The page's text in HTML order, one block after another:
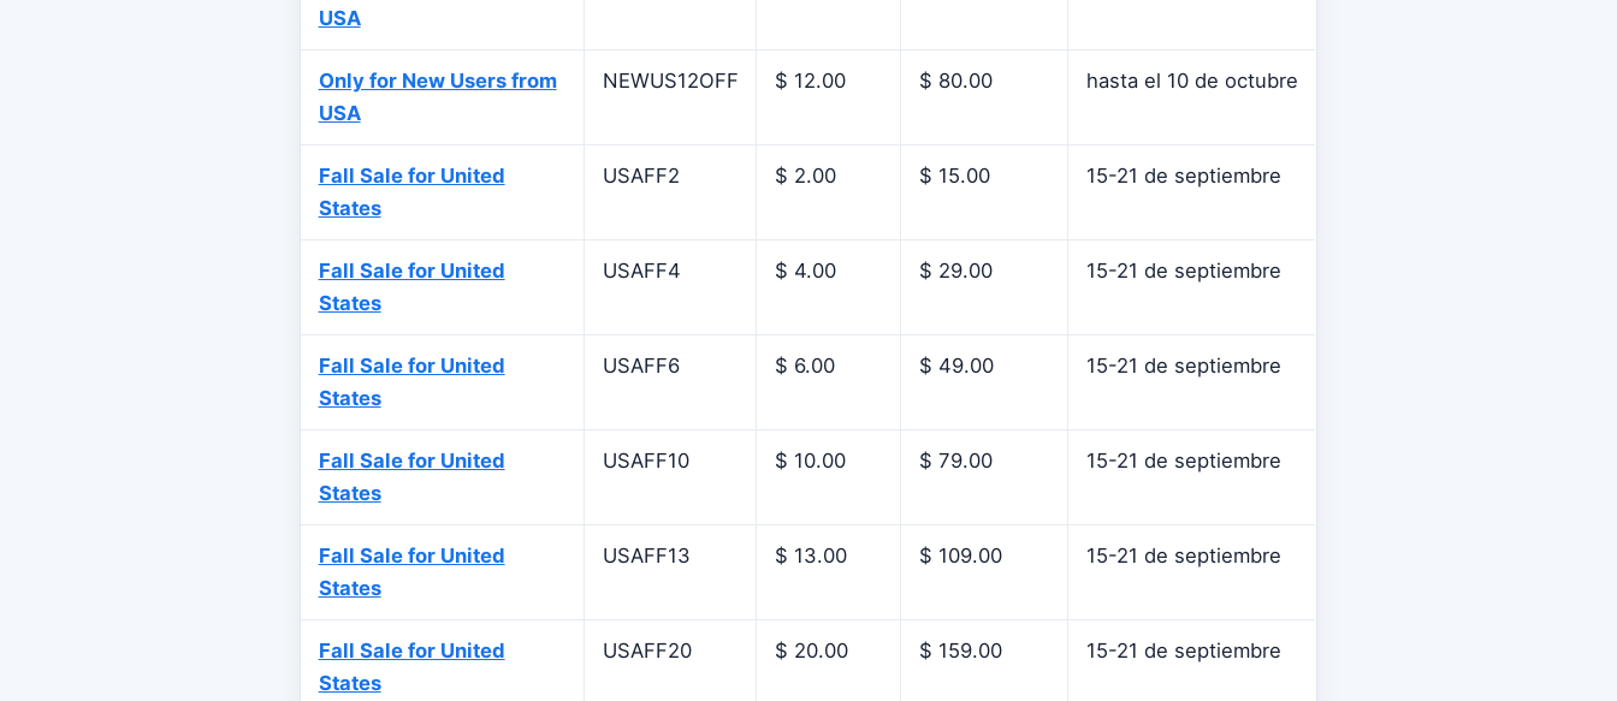
USA
Only for New Users from
USA
NEWUS12OFF $ 12.00 $ 80.00 hasta el 10 de octubre
Fall Sale for United
States
USAFF2 $ 2.00 $ 15.00 15-21 de septiembre
Fall Sale for United
States
USAFF4 $ 4.00 $ 29.00 15-21 de septiembre
Fall Sale for United
States
USAFF6 $ 6.00 $ 49.00 15-21 de septiembre
Fall Sale for United
States
USAFF10 $ 10.00 $ 79.00 15-21 de septiembre
Fall Sale for United
States
USAFF13 $ 13.00 $ 109.00 15-21 de septiembre
Fall Sale for United
States
USAFF20 $ 20.00 $ 159.00 15-21 de septiembre